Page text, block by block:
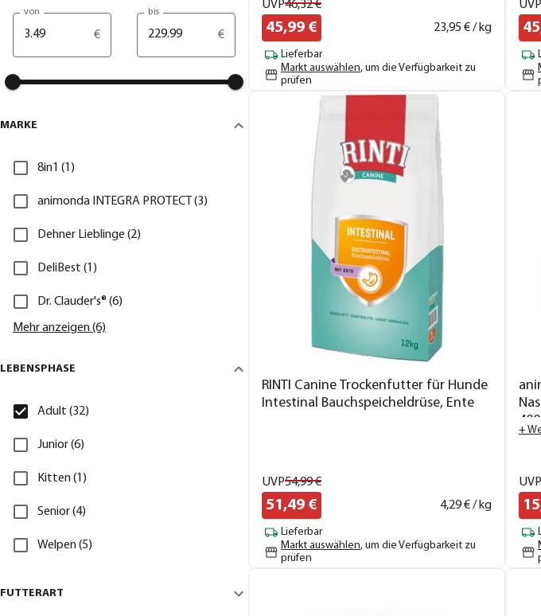
von
€
bis
€
MARKE
8in1 (1)
animonda INTEGRA PROTECT (3)
Dehner Lieblinge (2)
DeliBest (1)
Dr. Clauder's® (6)
Mehr anzeigen (6)
LEBENSPHASE
Adult (32)
Junior (6)
Kitten (1)
Senior (4)
Welpen (5)
FUTTERART
UVP46,32€
45,99 € 23,95 € / kg
Lieferbar
Markt auswählen, um die Verfügbarkeit zu
prüfen
UVP
RINTI Canine Trockenfutter für Hunde
Intestinal Bauchspeicheldrüse, Ente
UVP54,99€
51,49 € 4,29€ / kg
Lieferbar
Markt auswählen, um die Verfügbarkeit zu
prüfen
400
+
UVP